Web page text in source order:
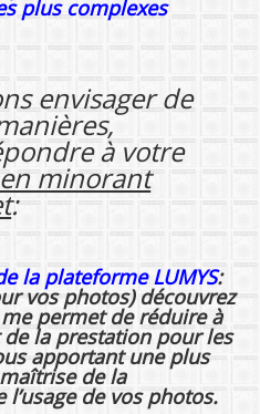
plus complexes
envisager de
à votre
en minorant
:
la plateforme LUMYS:
vos photos) découvrez
permet de réduire à
la prestation pour les
apportant une plus
de la
de vos photos.